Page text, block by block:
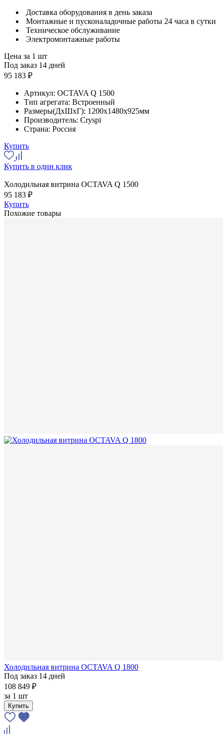
Доставка оборудования в день заказа
Монтажные и пусконаладочные работы 24 часа в сутки
Техническое обслуживание
Электромонтажные работы
Цена за 1 шт
Под заказ 14 дней
95 183 ₽
Артикул: OCTAVA Q 1500
Тип агрегата: Встроенный
Размеры(ДхШхГ): 1200x1480x925мм
Производитель: Cryspi
Страна: Россия
Купить
Купить в один клик
Холодильная витрина OCTAVA Q 1500
95 183 ₽
Купить
Похожие товары
Холодильная витрина OCTAVA Q 1800
Под заказ 14 дней
108 849 ₽
за 1 шт
Купить